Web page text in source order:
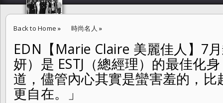
Back to Home » 時尚名人 »
EDN【Marie Claire 美麗佳人】7月封面人物–Jessica（鄭秀妍）是
何和別人打交道，儘管內心其實是蠻害羞的，比起 Social，一個人獨處
EDN【Marie Claire 美麗佳人】7
妍）是 ESTJ（總經理）的最佳化
道，儘管內心其實是蠻害羞的，比
更自在。」